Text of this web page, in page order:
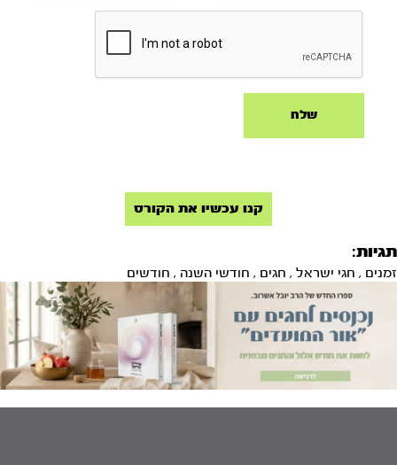
קנו עכשיו את הקורס
תגיות:
זמנים , חגי ישראל , חגים , חודשי השנה , חודשים